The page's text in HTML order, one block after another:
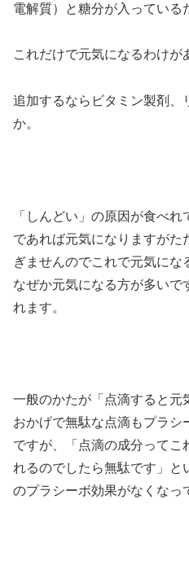
電解質）と糖分が入っている
これだけで元気になるわけが
追加するならビタミン製剤、
か。
「しんどい」の原因が食べ
であれば元気になりますがた
ぎませんのでこれで元気にな
なぜか元気になる方が多いで
れます。
一般のかたが「点滴すると元
おかげで無駄な点滴もプラ
ですが、「点滴の成分ってこ
れるのでしたら無駄です」と
のプラシーボ効果がなくなっ